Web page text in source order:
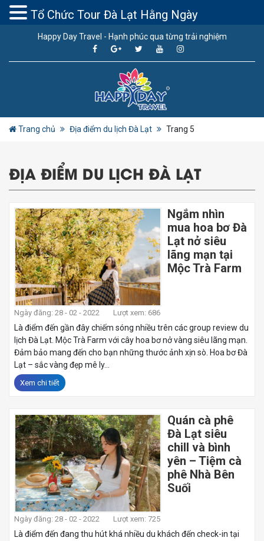
Happy Day Travel - Hạnh phúc qua từng trải nghiệm
Trang chủ Địa điểm du lịch Đà Lạt Trang 5
ĐỊA ĐIỂM DU LỊCH ĐÀ LẠT
Ngắm nhìn
mua hoa bơ Đà
Lạt nở siêu
lãng mạn tại
Mộc Trà Farm
Ngày đăng: 28 - 02 - 2022 Lượt xem: 686
Là điểm đến gần đây chiếm sóng nhiều trên các group review du
lịch Đà Lạt. Mộc Trà Farm với cây hoa bơ nở vàng siêu lãng mạn.
Đảm bảo mang đến cho bạn những thước ảnh xịn sò. Hoa bơ Đà
Lạt – sắc vàng đẹp mê ly...
Xem chi tiết
Quán cà phê
Đà Lạt siêu
chill và bình
yên – Tiệm cà
phê Nhà Bên
Suối
Ngày đăng: 28 - 02 - 2022 Lượt xem: 725
Là điểm đến đang thu hút khá nhiều du khách đến check-in tại
Tổ Chức Tour Đà Lạt Hằng Ngày